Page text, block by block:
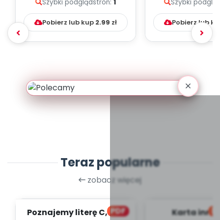
melodii i tekst...
Szybki podglądstron: 1
Pobierz lub kup 2.99 zł
Szybki
Pobierz lub
Teraz popularne
zobacz więcej
PDF
Poznajemy literę C, cz. 1
Karta